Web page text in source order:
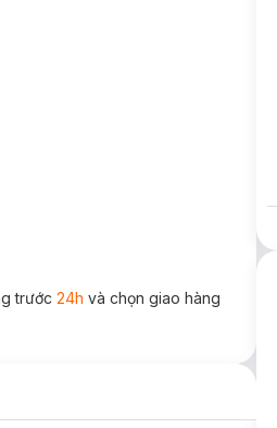
trước 24h và chọn giao hàng